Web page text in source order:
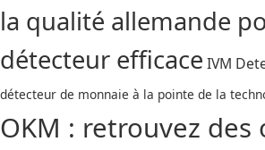
la qualité allemande
détecteur efficace IVM
détecteur de monnaie à la pointe de la
OKM : retrouvez des